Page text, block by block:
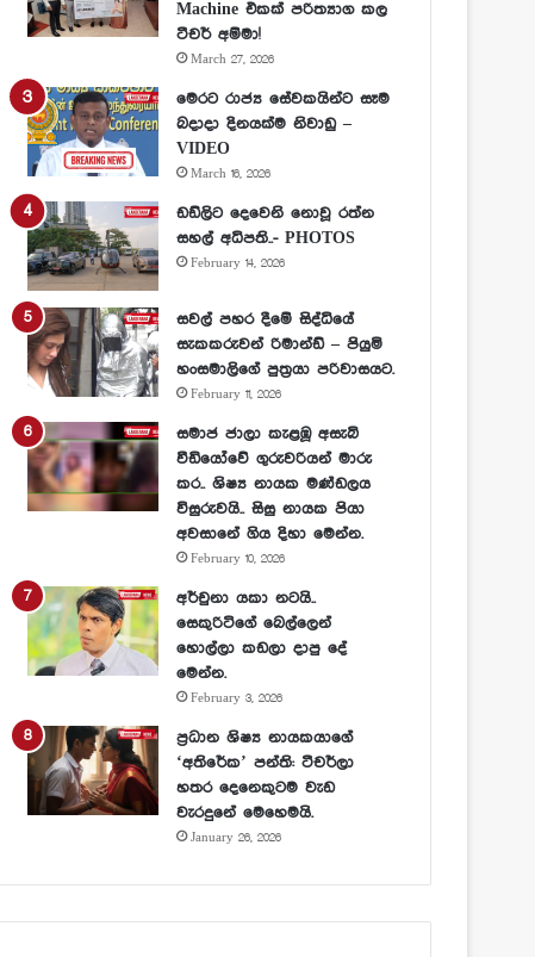
Machine එකක් පරිත්‍යාග කල
ටීචර් අම්මා!
March 27, 2026
මෙරට රාජ්‍ය සේවකයින්ට සෑම
බදාදා දිනයක්ම නිවාඩු –
VIDEO
March 16, 2026
ඩඩ්ලිට දෙවෙනි නොවූ රත්න
සහල් අධිපති..- PHOTOS
February 14, 2026
සවල් පහර දීමේ සිද්ධියේ
සැකකරුවන් රිමාන්ඩ් – පියුමි
හංසමාලිගේ පුත්‍රයා පරිවාසයට.
February 11, 2026
සමාජ ජාලා කැළඹූ අසැබි
වීඩියෝවේ ගුරුවරියන් මාරු
කර.. ශිෂ්‍ය නායක මණ්ඩලය
විසුරුවයි.. සිසු නායක පියා
අවසානේ ගිය දිහා මෙන්න.
February 10, 2026
අර්චුනා යකා නටයි..
සෙකුරිටිගේ බෙල්ලෙන්
හොල්ලා කඩලා දාපු දේ
මෙන්න.
February 3, 2026
ප්‍රධාන ශිෂ්‍ය නායකයාගේ
‘අතිරේක’ පන්ති: ටීචර්ලා
හතර දෙනෙකුටම වැඩ
වැරදුනේ මෙහෙමයි.
January 26, 2026